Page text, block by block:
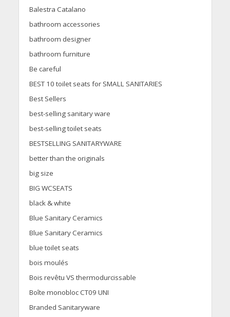
Balestra Catalano
bathroom accessories
bathroom designer
bathroom furniture
Be careful
BEST 10 toilet seats for SMALL SANITARIES
Best Sellers
best-selling sanitary ware
best-selling toilet seats
BESTSELLING SANITARYWARE
better than the originals
big size
BIG WCSEATS
black & white
Blue Sanitary Ceramics
Blue Sanitary Ceramics
blue toilet seats
bois moulés
Bois revêtu VS thermodurcissable
Boîte monobloc CT09 UNI
Branded Sanitaryware